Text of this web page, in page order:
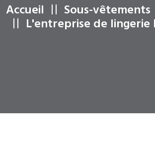
Accueil Sous-vêtements
L'entreprise de lingerie